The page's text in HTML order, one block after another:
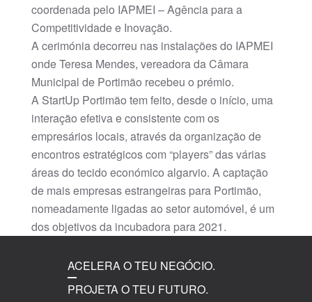
coordenada pelo IAPMEI – Agência para a
Competitividade e Inovação.
A cerimónia decorreu nas instalações do IAPMEI
onde Teresa Mendes, vereadora da Câmara
Municipal de Portimão recebeu o prémio.
A StartUp Portimão tem feito, desde o início, uma
interação efetiva e consistente com os
empresários locais, através da organização de
encontros estratégicos com “players” das várias
áreas do tecido económico algarvio. A captação
de mais empresas estrangeiras para Portimão,
nomeadamente ligadas ao setor automóvel, é um
dos objetivos da incubadora para 2021.
ACELERA O TEU NEGÓCIO.
PROJETA O TEU FUTURO.